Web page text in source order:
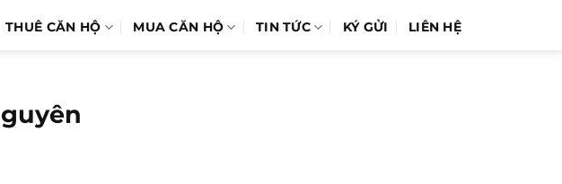
THUÊ CĂN HỘ MUA CĂN HỘ TIN TỨC KÝ GỬI LIÊN HỆ